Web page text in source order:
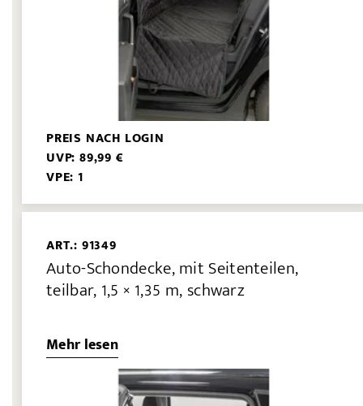
PREIS NACH LOGIN
UVP: 89,99 €
VPE: 1
ART.: 91349
Auto-Schondecke, mit Seitenteilen,
teilbar, 1,5 × 1,35 m, schwarz
Mehr lesen